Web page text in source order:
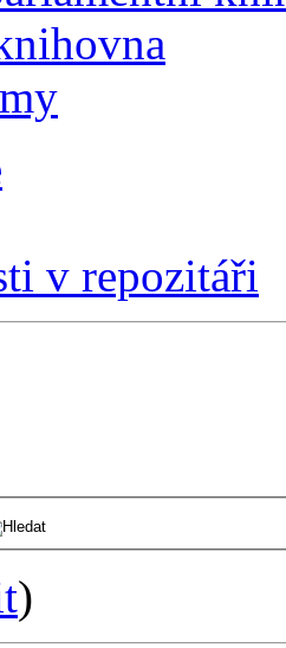
v repozitáři
)